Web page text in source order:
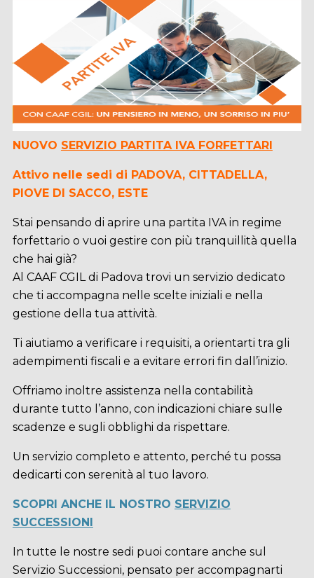
NUOVO SERVIZIO PARTITA IVA FORFETTARI
Attivo nelle sedi di PADOVA, CITTADELLA,
PIOVE DI SACCO, ESTE
Stai pensando di aprire una partita IVA in regime
forfettario o vuoi gestire con più tranquillità quella
che hai già?
Al CAAF CGIL di Padova trovi un servizio dedicato
che ti accompagna nelle scelte iniziali e nella
gestione della tua attività.
Ti aiutiamo a verificare i requisiti, a orientarti tra gli
adempimenti fiscali e a evitare errori fin dall’inizio.
Offriamo inoltre assistenza nella contabilità
durante tutto l’anno, con indicazioni chiare sulle
scadenze e sugli obblighi da rispettare.
Un servizio completo e attento, perché tu possa
dedicarti con serenità al tuo lavoro.
SCOPRI ANCHE IL NOSTRO SERVIZIO
SUCCESSIONI
In tutte le nostre sedi puoi contare anche sul
Servizio Successioni, pensato per accompagnarti